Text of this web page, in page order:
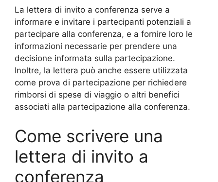
La lettera di invito a conferenza serve a
informare e invitare i partecipanti potenziali a
partecipare alla conferenza, e a fornire loro le
informazioni necessarie per prendere una
decisione informata sulla partecipazione.
Inoltre, la lettera può anche essere utilizzata
come prova di partecipazione per richiedere
rimborsi di spese di viaggio o altri benefici
associati alla partecipazione alla conferenza.
Come scrivere una
lettera di invito a
conferenza